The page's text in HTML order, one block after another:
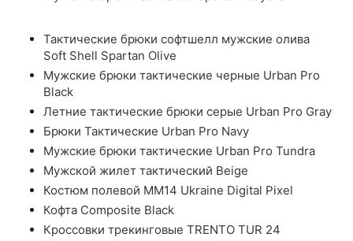
Тактические брюки софтшелл мужские олива
Soft Shell Spartan Olive
Мужские брюки тактические черные Urban Pro
Black
Летние тактические брюки серые Urban Pro Gray
Брюки Тактические Urban Pro Navy
Мужские брюки тактические Urban Pro Tundra
Мужской жилет тактический Beige
Костюм полевой ММ14 Ukraine Digital Pixel
Кофта Composite Black
Кроссовки трекинговые TRENTO TUR 24